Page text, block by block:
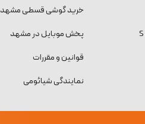
خرید گوشی قسطی مشهد
پخش موبایل در مشهد
قوانین و مقررات
نمایندگی شیائومی